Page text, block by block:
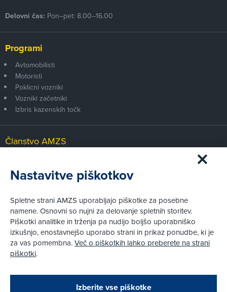
Zapri
Podarjamo vam 10 €!
Delovni čas: Pon–pet: 8.00–16.00
Programi
Avtomobilisti
Motoristi
Poklicni vozniki
Vozniki začetniki
Izbris kazenskih točk
Članstvo AMZS
Zakaj (p)ostati član?
Primerjava članstev
Pravni vidiki
Piškotki
Politika zasebnosti
Pravno obvestilo
Nastavitve piškotkov
Spletne strani AMZS uporabljajo piškotke za posebne
namene. Osnovni so nujni za delovanje spletnih storitev.
Piškotki analitike in trženja pa nudijo boljšo uporabniško
izkušnjo, enostavnejšo uporabo strani in prikaz ponudbe, ki je
za vas pomembna.Več o piškotkih lahko preberete na strani
piškotki.
Izberite vse piškotke